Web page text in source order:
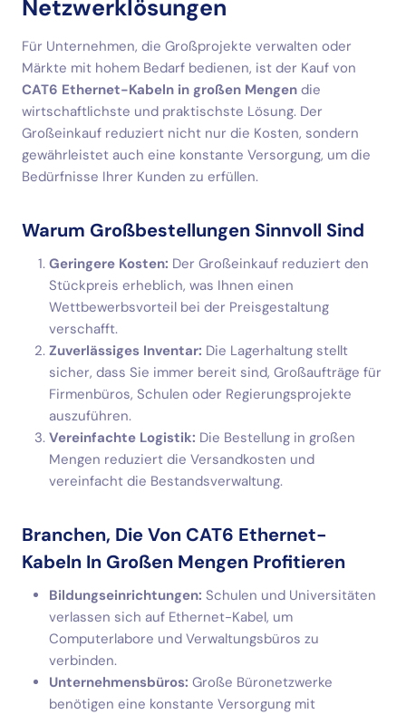
Netzwerklösungen
Für Unternehmen, die Großprojekte verwalten oder
Märkte mit hohem Bedarf bedienen, ist der Kauf von
CAT6 Ethernet-Kabeln in großen Mengen die
wirtschaftlichste und praktischste Lösung. Der
Großeinkauf reduziert nicht nur die Kosten, sondern
gewährleistet auch eine konstante Versorgung, um die
Bedürfnisse Ihrer Kunden zu erfüllen.
Warum Großbestellungen Sinnvoll Sind
Geringere Kosten: Der Großeinkauf reduziert den
Stückpreis erheblich, was Ihnen einen
Wettbewerbsvorteil bei der Preisgestaltung
verschafft.
Zuverlässiges Inventar: Die Lagerhaltung stellt
sicher, dass Sie immer bereit sind, Großaufträge für
Firmenbüros, Schulen oder Regierungsprojekte
auszuführen.
Vereinfachte Logistik: Die Bestellung in großen
Mengen reduziert die Versandkosten und
vereinfacht die Bestandsverwaltung.
Branchen, Die Von CAT6 Ethernet-
Kabeln In Großen Mengen Profitieren
Bildungseinrichtungen: Schulen und Universitäten
verlassen sich auf Ethernet-Kabel, um
Computerlabore und Verwaltungsbüros zu
verbinden.
Unternehmensbüros: Große Büronetzwerke
benötigen eine konstante Versorgung mit